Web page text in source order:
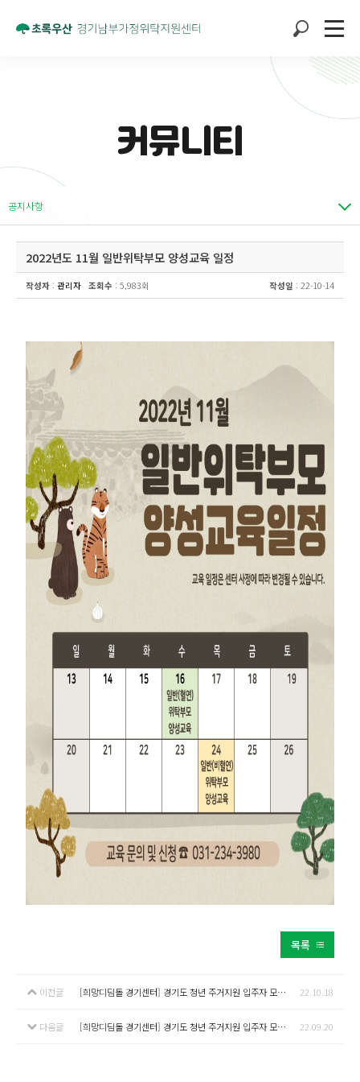
커뮤니티
공지사항
2022년도 11월 일반위탁부모 양성교육 일정
작성자 : 관리자 조회수 : 5,983회 작성일 : 22-10-14
목록
이전글 [희망디딤돌 경기센터] 경기도 청년 주거지원 입주자 모집 안내 (11월) 22.10.18
다음글 [희망디딤돌 경기센터] 경기도 청년 주거지원 입주자 모집 안내 (10월) 22.09.20